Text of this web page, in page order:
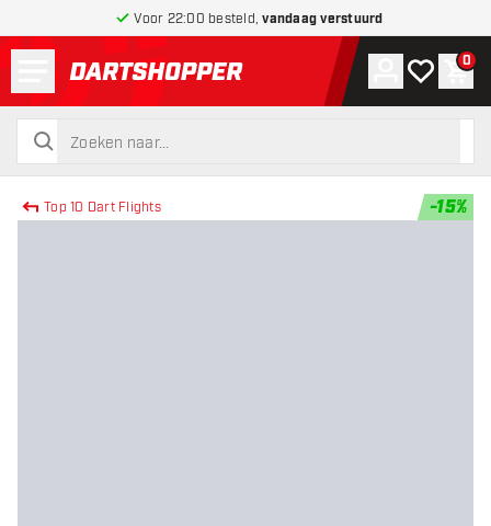
Voor 22:00 besteld,vandaag verstuurd
terug naar home pagina
zoeken
zoeken
Account
Mijn 0
Top 10 Dart Flights -15%